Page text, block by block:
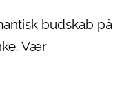
budskab på
Vær